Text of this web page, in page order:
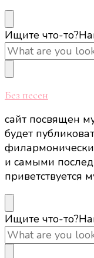
Ищите что-то?
Без песен
сайт посвящен
будет
и самыми
приветствуется
Ищите что-то?